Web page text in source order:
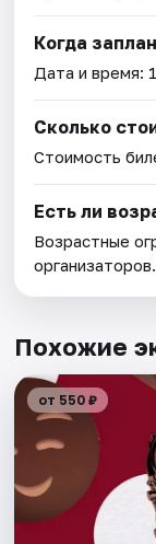
Когда
Дата и время:
Сколько
Стоимость
Есть ли
Возрастные
организаторов.
Похожие
от 550 ₽